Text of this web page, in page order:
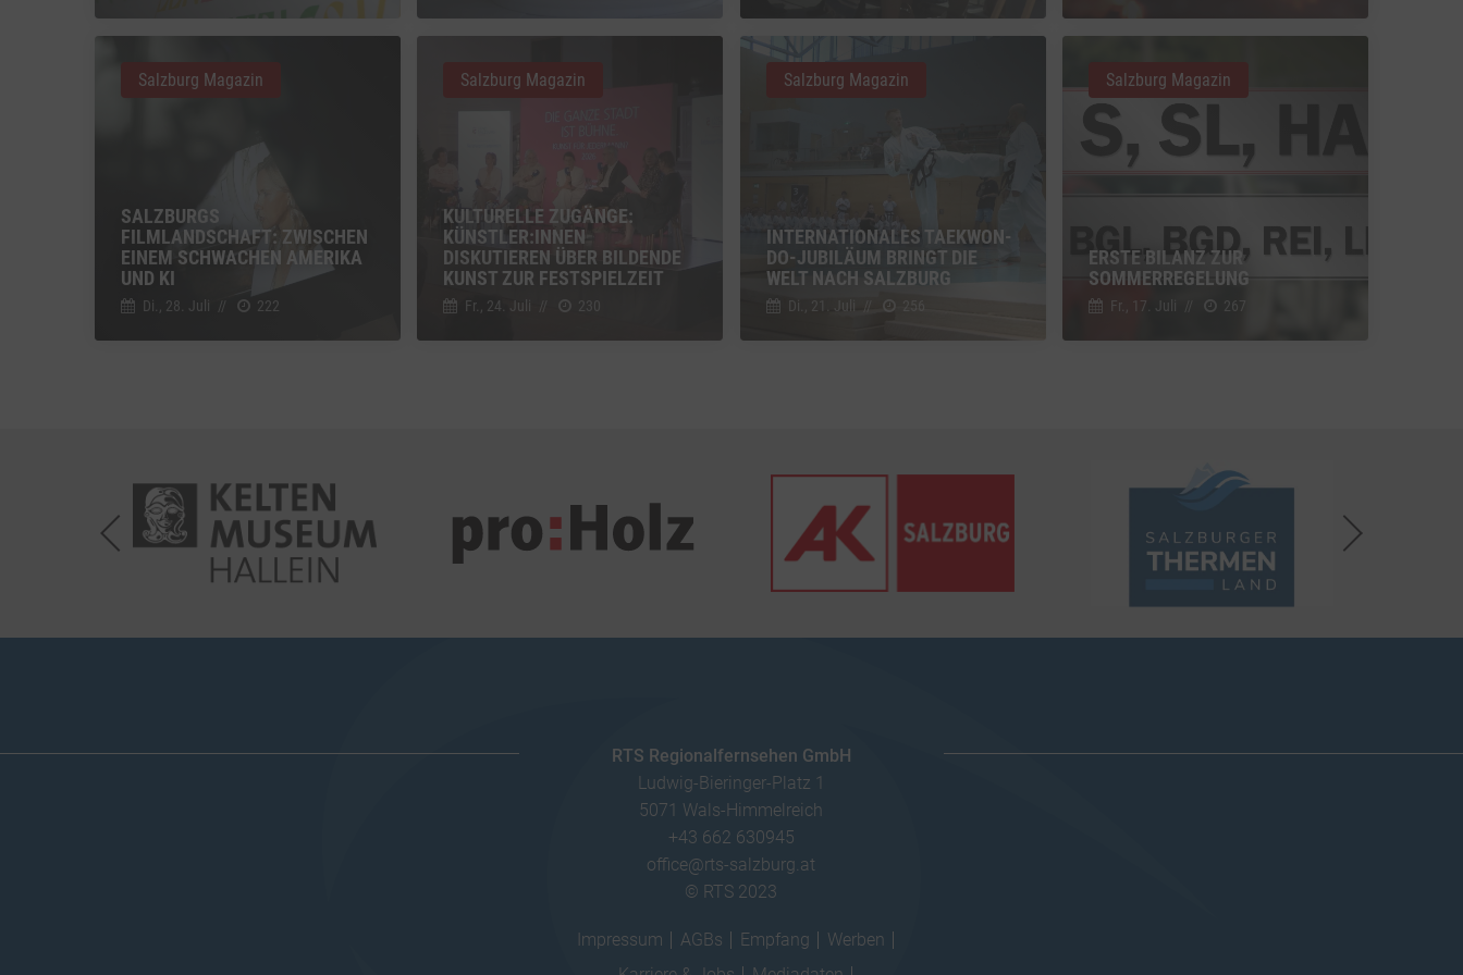
SALZBURGS
FILMLANDSCHAFT: ZWISCHEN
EINEM SCHWACHEN AMERIKA
UND KI
Di., 28. Juli // 222
Salzburg Magazin
KULTURELLE ZUGÄNGE:
KÜNSTLER:INNEN
DISKUTIEREN ÜBER BILDENDE
KUNST ZUR FESTSPIELZEIT
Fr., 24. Juli // 230
Salzburg Magazin
INTERNATIONALES TAEKWON-
DO-JUBILÄUM BRINGT DIE
WELT NACH SALZBURG
Di., 21. Juli //
Salzburg Magazin
ERSTE BILANZ ZUR
SOMMERREGELUNG
Fr., 17. Juli 267
Salzburg Magazin
RTS Regionalfernsehen GmbH
Ludwig-Bieringer-Platz 1
5071 Wals-Himmelreich
+43 662 630945
office@rts-salzburg.at
© RTS 2023
Impressum AGBs Empfang
Werben
zu Vimeo
YouTube
Switch zum Einwilligen bzw. Ablehnen des Dienstes YouTube